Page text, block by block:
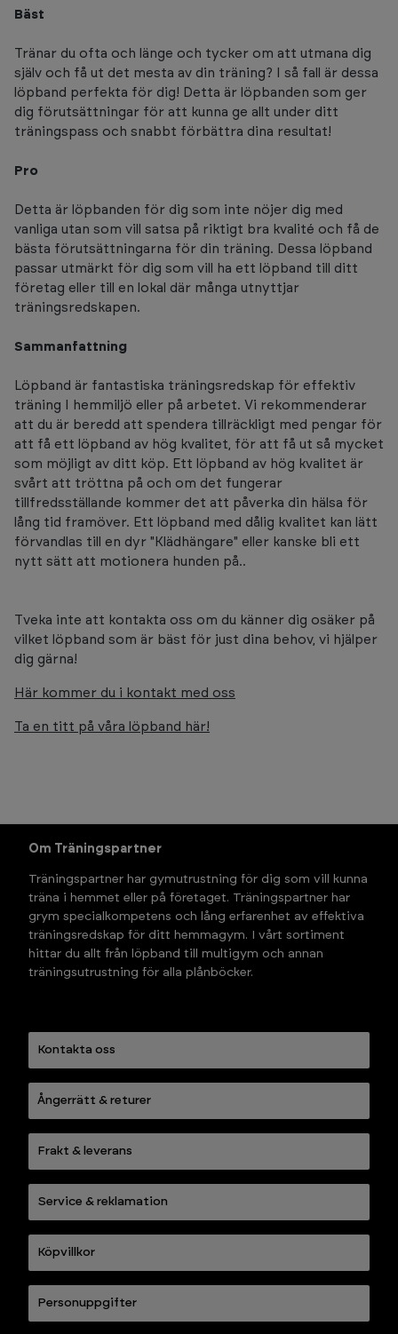
Bäst
Tränar du ofta och länge och tycker om att utmana dig
själv och få ut det mesta av din träning? I så fall är dessa
löpband perfekta för dig! Detta är löpbanden som ger
dig förutsättningar för att kunna ge allt under ditt
träningspass och snabbt förbättra dina resultat!
Pro
Detta är löpbanden för dig som inte nöjer dig med
vanliga utan som vill satsa på riktigt bra kvalité och få de
bästa förutsättningarna för din träning. Dessa löpband
passar utmärkt för dig som vill ha ett löpband till ditt
företag eller till en lokal där många utnyttjar
träningsredskapen.
Sammanfattning
Löpband är fantastiska träningsredskap för effektiv
träning I hemmiljö eller på arbetet. Vi rekommenderar
att du är beredd att spendera tillräckligt med pengar för
att få ett löpband av hög kvalitet, för att få ut så mycket
som möjligt av ditt köp. Ett löpband av hög kvalitet är
svårt att tröttna på och om det fungerar
tillfredsställande kommer det att påverka din hälsa för
lång tid framöver. Ett löpband med dålig kvalitet kan lätt
förvandlas till en dyr "Klädhängare" eller kanske bli ett
nytt sätt att motionera hunden på..
Tveka inte att kontakta oss om du känner dig osäker på
vilket löpband som är bäst för just dina behov, vi hjälper
dig gärna!
Här kommer du i kontakt med oss
Ta en titt på våra löpband här!
Om Träningspartner
Träningspartner har gymutrustning för dig som vill kunna
träna i hemmet eller på företaget. Träningspartner har
grym specialkompetens och lång erfarenhet av effektiva
träningsredskap för ditt hemmagym. I vårt sortiment
hittar du allt från löpband till multigym och annan
träningsutrustning för alla plånböcker.
Kontakta oss
Ångerrätt & returer
Frakt & leverans
Service & reklamation
Köpvillkor
Personuppgifter